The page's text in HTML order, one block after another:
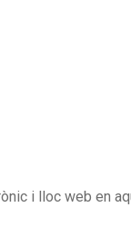
i lloc web en